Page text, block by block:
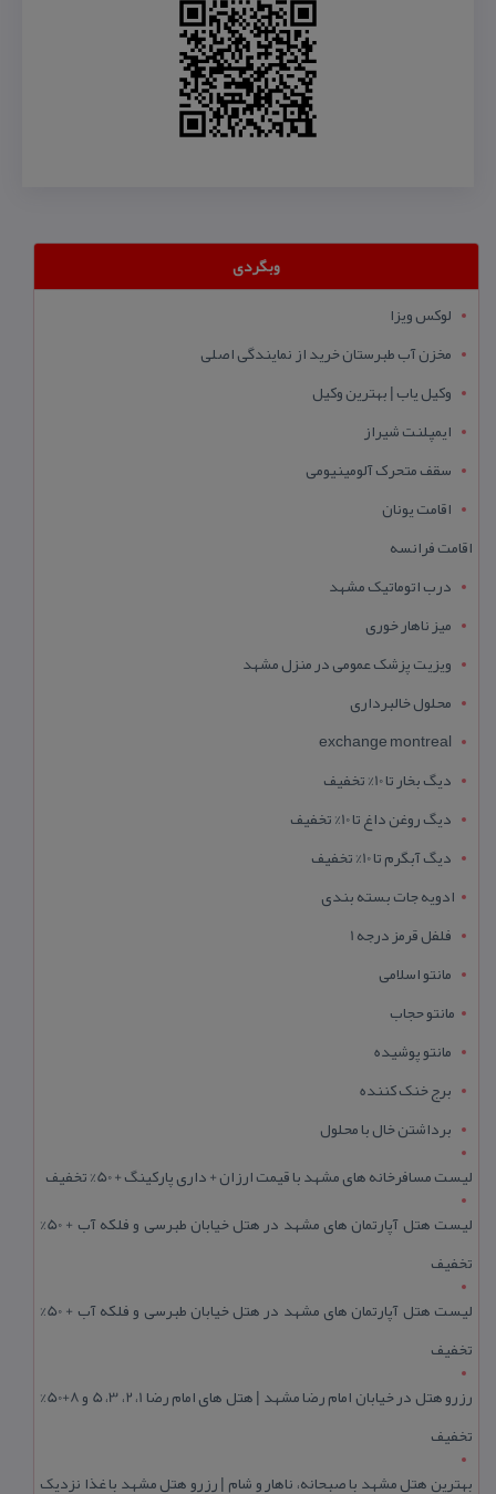
وبگردی
لوکس ویزا
مخزن آب طبرستان خرید از نمایندگی اصلی
وکیل یاب | بهترین وکیل
ایمپلنت شیراز
سقف متحرک آلومینیومی
اقامت یونان
اقامت فرانسه
درب اتوماتیک مشهد
میز ناهار خوری
ویزیت پزشک عمومی در منزل مشهد
محلول خالبرداری
exchange montreal
دیگ بخار تا 10% تخفیف
دیگ روغن داغ تا 10% تخفیف
دیگ آبگرم تا 10% تخفیف
ادویه جات بسته بندی
فلفل قرمز درجه 1
مانتو اسلامی
مانتو حجاب
مانتو پوشیده
برج خنک کننده
برداشتن خال با محلول
لیست مسافرخانه های مشهد با قیمت ارزان + داری پارکینگ + 50% تخفیف
لیست هتل آپارتمان های مشهد در هتل خیابان طبرسی و فلکه آب + 50%
تخفیف
لیست هتل آپارتمان های مشهد در هتل خیابان طبرسی و فلکه آب + 50%
تخفیف
رزرو هتل در خیابان امام رضا مشهد | هتل‌ های امام رضا 1، 2، 3، 5 و 8+50%
تخفیف
بهترین هتل مشهد با صبحانه، ناهار و شام | رزرو هتل مشهد با غذا نزدیک